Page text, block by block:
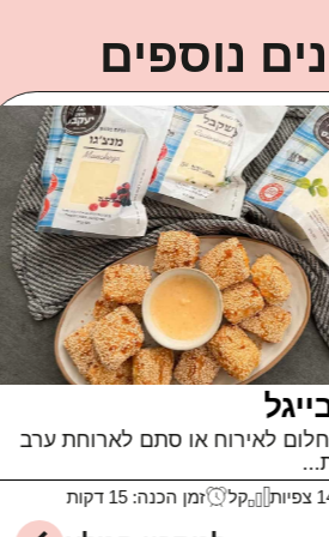
נוספים
חבילה שלמה של פטה כבשים
קל זמן הכנה: 10 דקות